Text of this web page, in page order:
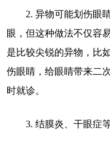
2. 异物可能划伤眼睛
眼，但这种做法不仅容
是比较尖锐的异物，比
伤眼睛，给眼睛带来二
时就诊。
3. 结膜炎、干眼症等